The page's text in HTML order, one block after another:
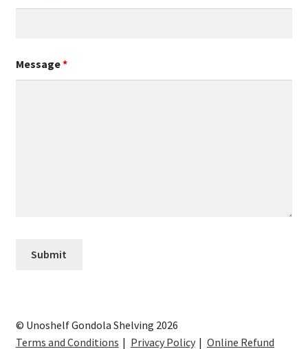
Message*
© Unoshelf Gondola Shelving 2026
Terms and Conditions
Privacy Policy Online Refund